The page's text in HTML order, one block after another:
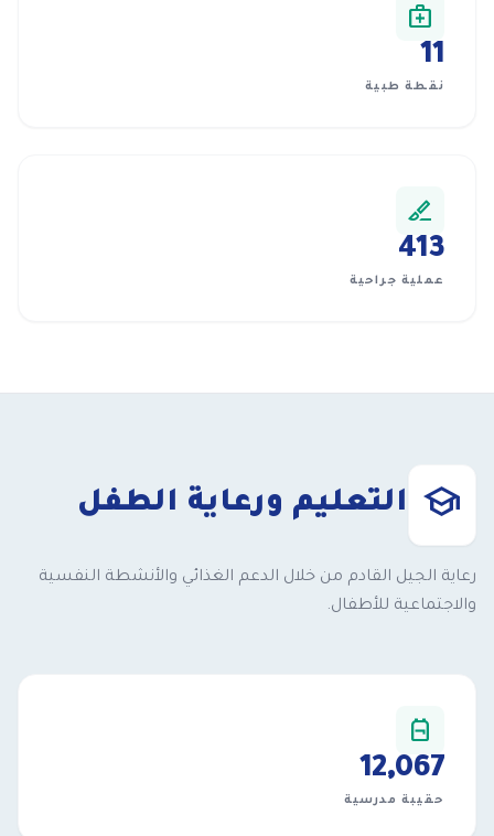
medical_services
11
نقطة طبية
surgical
413
عملية جراحية
school التعليم ورعاية الطفل
رعاية الجيل القادم من خلال الدعم الغذائي والأنشطة النفسية
والاجتماعية للأطفال.
backpack
12,377
حقيبة مدرسية